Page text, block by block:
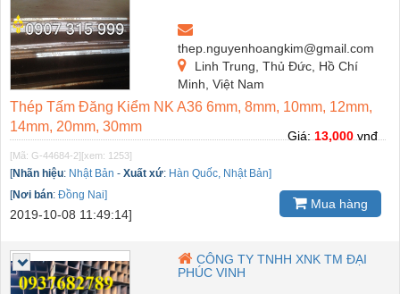
thep.nguyenhoangkim@gmail.com
Linh Trung, Thủ Đức, Hồ Chí
Minh, Việt Nam
Thép Tấm Đăng Kiểm NK A36 6mm, 8mm, 10mm, 12mm,
14mm, 20mm, 30mm
[Mã: G-44684-2][xem: 1253]
[Nhãn hiệu: Nhật Bản - Xuất xứ: Hàn Quốc, Nhật Bản]
[Nơi bán: Đồng Nai]
2019-10-08 11:49:14]
Giá: 13,000 vnđ
Mua hàng
CÔNG TY TNHH XNK TM ĐẠI
PHÚC VINH